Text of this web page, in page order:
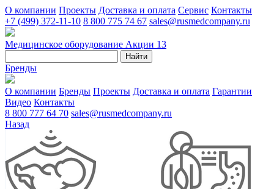
О компании Проекты Доставка и оплата Сервис Контакты
+7 (499) 372-11-10 8 800 775 74 67 sales@rusmedcompany.ru
Медицинское оборудование Акции 13
Найти
Бренды
О компании Бренды Проекты Доставка и оплата Гарантии
Видео Контакты
8 800 777 64 70 sales@rusmedcompany.ru
Назад